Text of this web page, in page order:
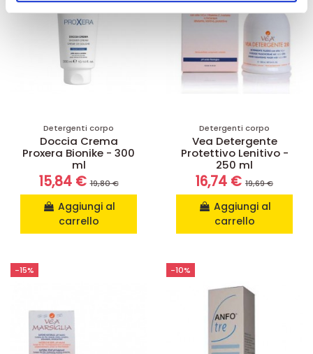
pubblicità e social media, i quali potrebbero combinarle
con altre informazioni che ha fornito loro o che hanno
raccolto dal suo utilizzo dei loro servizi.
Detergenti corpo
Doccia Crema
Proxera Bionike - 300
ml
15,84 €19,80 €
Aggiungi al
carrello
Detergenti corpo
Vea Detergente
Protettivo Lenitivo -
250 ml
16,74 € 19,69 €
Aggiungi al
carrello
-15% -10%